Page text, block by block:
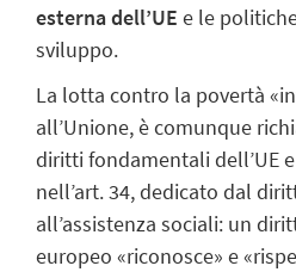
esterna dell’UE e le
sviluppo.
La lotta contro la povertà
all’Unione, è comunque
diritti fondamentali dell’UE
nell’art. 34, dedicato dal
all’assistenza sociali: un
europeo «riconosce» e